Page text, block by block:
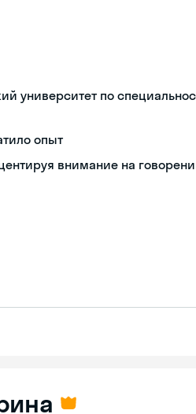
университет по
опыт
внимание на